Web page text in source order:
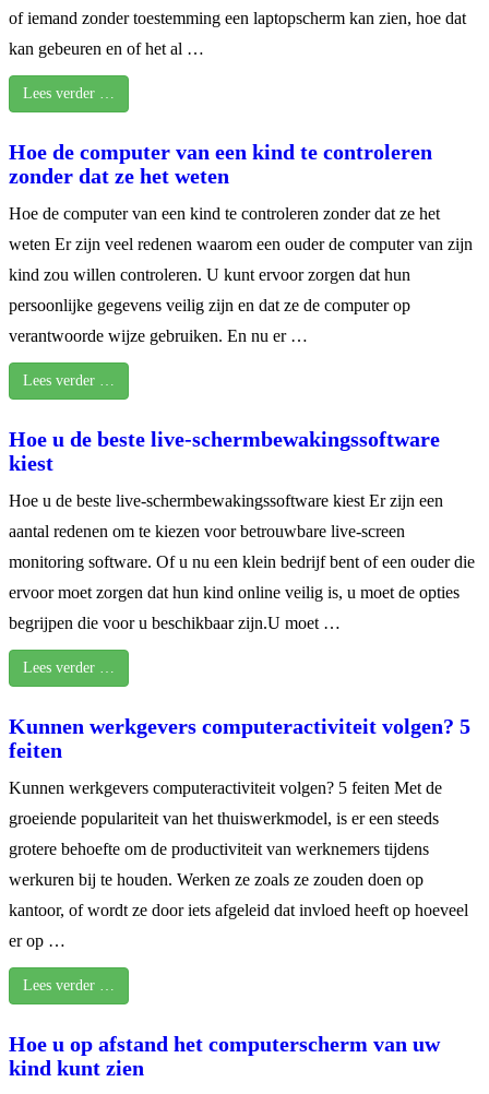
of iemand zonder toestemming een laptopscherm kan zien, hoe dat
kan gebeuren en of het al …
Lees verder …
Hoe de computer van een kind te controleren
zonder dat ze het weten
Hoe de computer van een kind te controleren zonder dat ze het
weten Er zijn veel redenen waarom een ouder de computer van zijn
kind zou willen controleren. U kunt ervoor zorgen dat hun
persoonlijke gegevens veilig zijn en dat ze de computer op
verantwoorde wijze gebruiken. En nu er …
Lees verder …
Hoe u de beste live-schermbewakingssoftware
kiest
Hoe u de beste live-schermbewakingssoftware kiest Er zijn een
aantal redenen om te kiezen voor betrouwbare live-screen
monitoring software. Of u nu een klein bedrijf bent of een ouder die
ervoor moet zorgen dat hun kind online veilig is, u moet de opties
begrijpen die voor u beschikbaar zijn.U moet …
Lees verder …
Kunnen werkgevers computeractiviteit volgen? 5
feiten
Kunnen werkgevers computeractiviteit volgen? 5 feiten Met de
groeiende populariteit van het thuiswerkmodel, is er een steeds
grotere behoefte om de productiviteit van werknemers tijdens
werkuren bij te houden. Werken ze zoals ze zouden doen op
kantoor, of wordt ze door iets afgeleid dat invloed heeft op hoeveel
er op …
Lees verder …
Hoe u op afstand het computerscherm van uw
kind kunt zien